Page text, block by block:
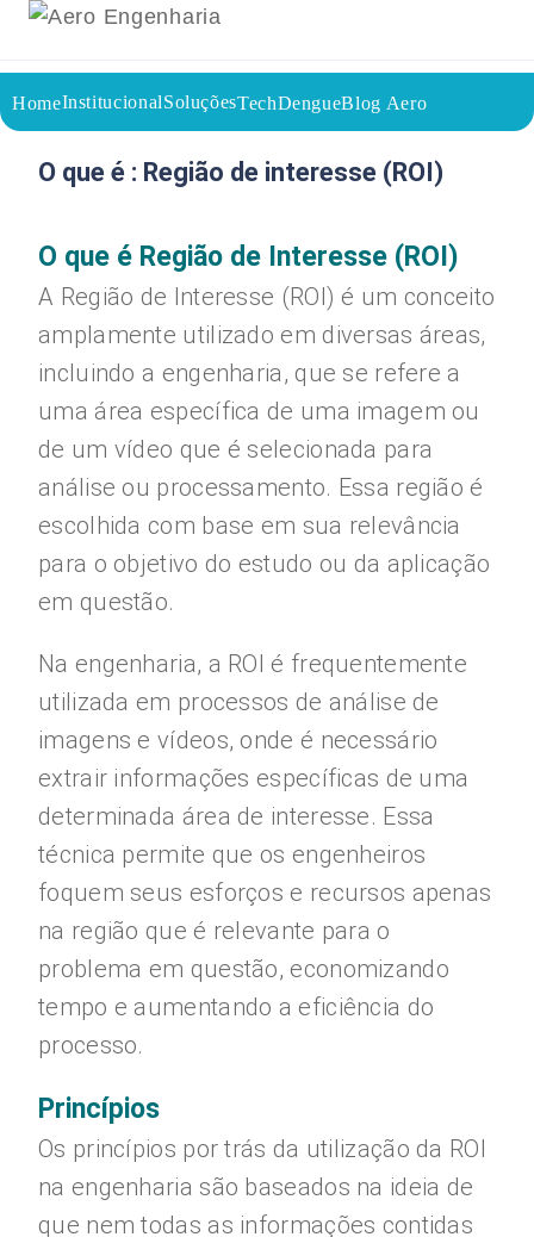
HomeInstitucionalSoluçõesTechDengueBlog Aero
15/08/2023
Voltar a página inicial do blog
O que é : Região de interesse (ROI)
O que é Região de Interesse (ROI)
A Região de Interesse (ROI) é um conceito
amplamente utilizado em diversas áreas,
incluindo a engenharia, que se refere a
uma área específica de uma imagem ou
de um vídeo que é selecionada para
análise ou processamento. Essa região é
escolhida com base em sua relevância
para o objetivo do estudo ou da aplicação
em questão.
Na engenharia, a ROI é frequentemente
utilizada em processos de análise de
imagens e vídeos, onde é necessário
extrair informações específicas de uma
determinada área de interesse. Essa
técnica permite que os engenheiros
foquem seus esforços e recursos apenas
na região que é relevante para o
problema em questão, economizando
tempo e aumentando a eficiência do
processo.
Princípios
Os princípios por trás da utilização da ROI
na engenharia são baseados na ideia de
que nem todas as informações contidas